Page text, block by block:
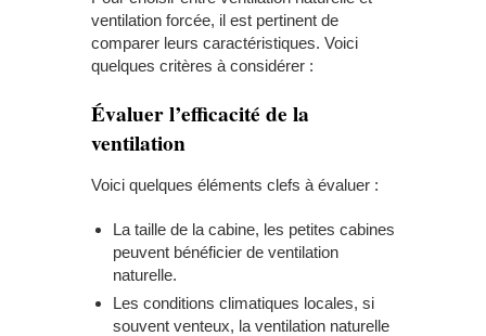
ventilation forcée, il est pertinent de
comparer leurs caractéristiques. Voici
quelques critères à considérer :
Évaluer l’efficacité de la
ventilation
Voici quelques éléments clefs à évaluer :
La taille de la cabine, les petites cabines
peuvent bénéficier de ventilation
naturelle.
Les conditions climatiques locales, si
souvent venteux, la ventilation naturelle